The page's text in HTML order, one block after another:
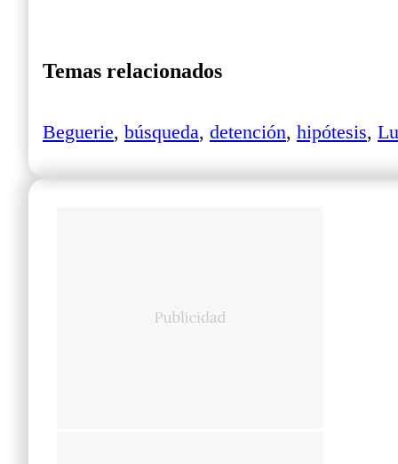
Temas relacionados
Beguerie, búsqueda, detención, hipótesis,